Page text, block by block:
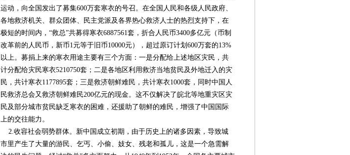
运动，向全国发出了募集600万套寒衣的号召。在全国人民和各级人民政府、
各地救济机关、群众团体、民主党派及各界热心救济人士的热烈支持下，在
极短的时间内，“救总”共募得寒衣6887561套，折合人民币3400多亿元（币制
改革前的人民币，新币1元等于旧币10000元），超过原订计划600万套的13%
以上。募捐上来的寒衣用途主要有三个方面：一是分配给上述地区灾民，共
计分配给灾民寒衣5210750套；二是各地区利用救济当地贫民及外地迁入的灾
民，共计寒衣1177895套；三是救济朝鲜难民，共计寒衣1000套，同时中国人
民救济总会又救济朝鲜难民200亿元的现金。这不仅解决了皖北等地重灾区灾
民及部分城市贫民缺乏寒衣的困难，还援助了朝鲜的难民，增强了中国国际
上的交往能力。
2.收容社会弱势群体。新中国成立初期，由于历史上的诸多因素，导致城
市里产生了大量的游民、乞丐、小偷、妓女、残老和孤儿，这是一个急需解